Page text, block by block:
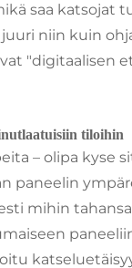
saa katsojat
niin kuin
"digitaalisen
tiloihin
– olipa
paneelin
mihin